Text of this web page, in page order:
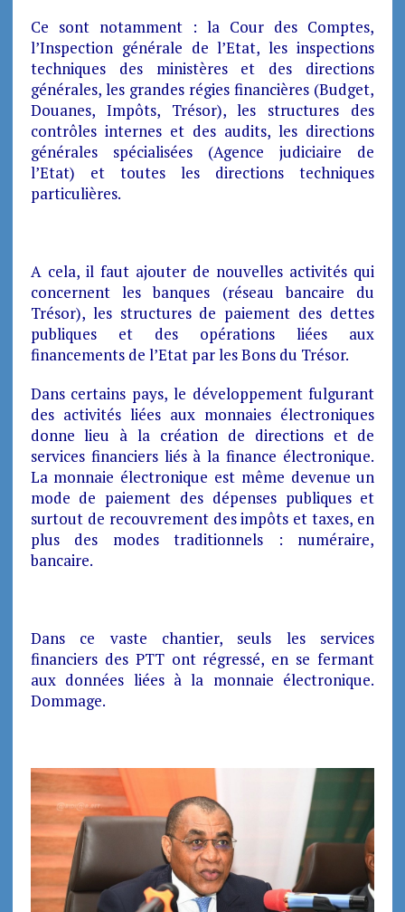
Ce sont notamment : la Cour des Comptes,
l’Inspection générale de l’Etat, les inspections
techniques des ministères et des directions
générales, les grandes régies financières (Budget,
Douanes, Impôts, Trésor), les structures des
contrôles internes et des audits, les directions
générales spécialisées (Agence judiciaire de
l’Etat) et toutes les directions techniques
particulières.
A cela, il faut ajouter de nouvelles activités qui
concernent les banques (réseau bancaire du
Trésor), les structures de paiement des dettes
publiques et des opérations liées aux
financements de l’Etat par les Bons du Trésor.
Dans certains pays, le développement fulgurant
des activités liées aux monnaies électroniques
donne lieu à la création de directions et de
services financiers liés à la finance électronique.
La monnaie électronique est même devenue un
mode de paiement des dépenses publiques et
surtout de recouvrement des impôts et taxes, en
plus des modes traditionnels : numéraire,
bancaire.
Dans ce vaste chantier, seuls les services
financiers des PTT ont régressé, en se fermant
aux données liées à la monnaie électronique.
Dommage.